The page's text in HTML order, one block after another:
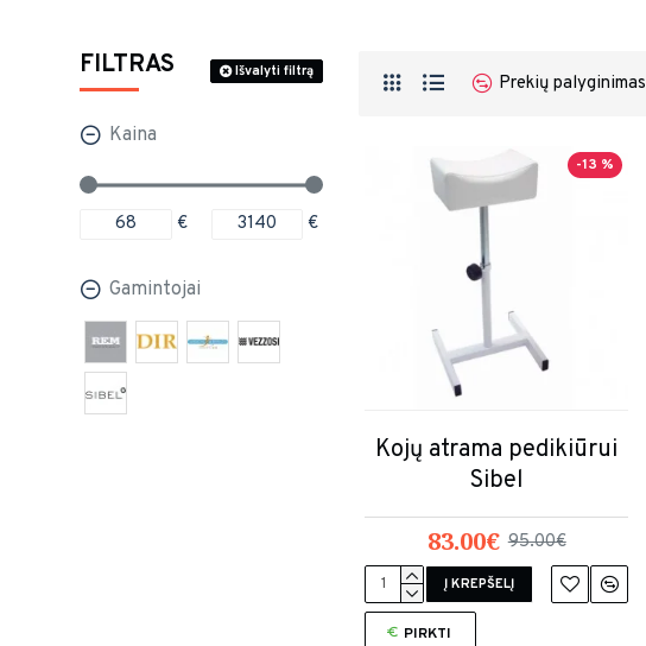
FILTRAS Išvalyti filtrą
Kaina
€ €
Gamintojai
Prekių palyginimas
-13 %
Kojų atrama pedikiūrui
Sibel
83.00€ 95.00€
Į KREPŠELĮ
PIRKTI